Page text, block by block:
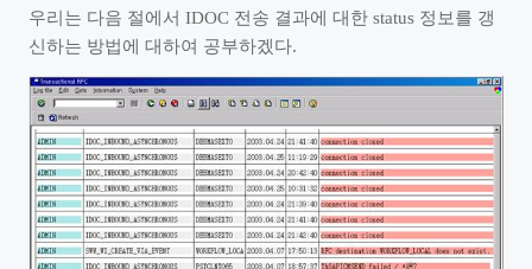
우리는 다음 절에서 IDOC 전송 결과에 대한 status 정보를 갱
신하는 방법에 대하여 공부하겠다.